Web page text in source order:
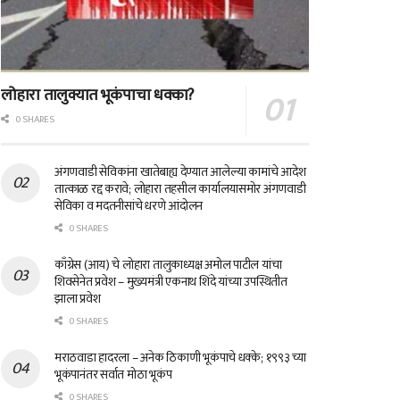
लोहारा तालुक्यात भूकंपाचा धक्का?
0 SHARES
अंगणवाडी सेविकांना खातेबाह्य देण्यात आलेल्या कामांचे आदेश
तात्काळ रद्द करावे; लोहारा तहसील कार्यालयासमोर अंगणवाडी
सेविका व मदतनीसांचे धरणे आंदोलन
0 SHARES
काँग्रेस (आय) चे लोहारा तालुकाध्यक्ष अमोल पाटील यांचा
शिवसेनेत प्रवेश – मुख्यमंत्री एकनाथ शिंदे यांच्या उपस्थितीत
झाला प्रवेश
0 SHARES
मराठवाडा हादरला – अनेक ठिकाणी भूकंपाचे धक्के; १९९३ च्या
भूकंपानंतर सर्वात मोठा भूकंप